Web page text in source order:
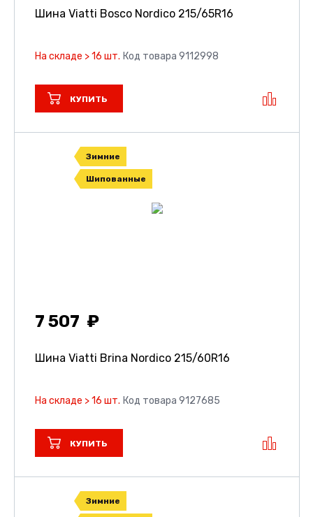
Шина Viatti Bosco Nordico 215/65R16
На складе > 16 шт. Код товара 9112998
КУПИТЬ
Зимние
Шипованные
7 507
Шина Viatti Brina Nordico 215/60R16
На складе > 16 шт. Код товара 9127685
КУПИТЬ
Зимние